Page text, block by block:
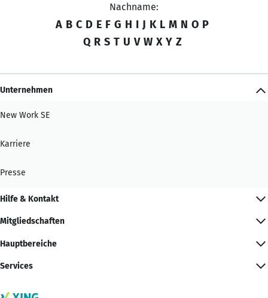
Nachname:
A B C D E F G H I J K L M N O P
Q R S T U V W X Y Z
Unternehmen
New Work SE
Karriere
Presse
Hilfe & Kontakt
Mitgliedschaften
Hauptbereiche
Services